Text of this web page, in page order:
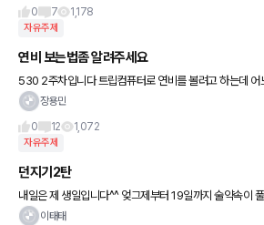
0
7 1,178
자유주제
연비 보는법좀 알려주세요
530 2주차입니다 트립컴퓨터로 연비를 볼려고 하는데 어
량 표시옆에 주행가능 키로수로 나눠야하는지요 ㅡㅡ
장용민
0
12 1,072
자유주제
던지기2탄
내일은 제 생일입니다^^ 엊그제부터 19일까지 술약속이
서 활동을 많이 못하네요~ 틈틈히 잠시 들어오고 있으니 다들 잘지내
이태태